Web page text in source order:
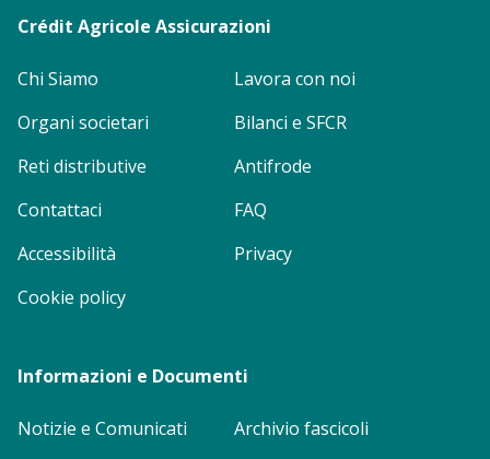
Crédit Agricole Assicurazioni
Chi Siamo
Lavora con noi
Organi societari
Bilanci e SFCR
Reti distributive
Antifrode
Contattaci
FAQ
Accessibilità
Privacy
Cookie policy
Informazioni e Documenti
Notizie e Comunicati
Archivio fascicoli